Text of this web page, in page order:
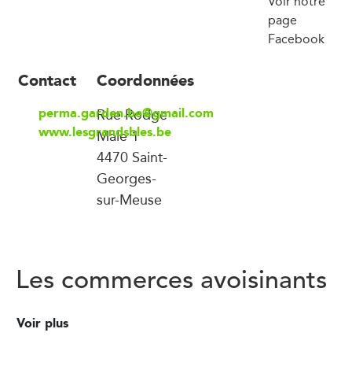
page
Facebook
Contact
perma.garden.be@gmail.com
www.lesgrandsbles.be
Coordonnées
Rue Rodge
Male 1
4470 Saint-
Georges-
sur-Meuse
Les commerces avoisinants
Voir plus